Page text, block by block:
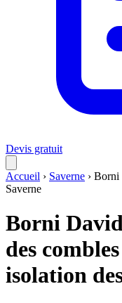
Devis gratuit
Accueil › Saverne › Borni
Saverne
Borni
des
isolation